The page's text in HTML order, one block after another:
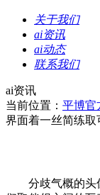
关于我们
ai资讯
ai动态
联系我们
ai资讯
当前位置： 平博官
界面着一丝简练取
分歧气概的头像